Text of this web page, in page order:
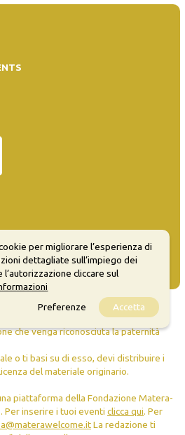
a licenza CC-BY-SA che permette di
opere derivate dall'originale, anche a
che venga riconosciuta la paternità
o ti basi su di esso, devi distribuire i
del materiale originario.
piattaforma della Fondazione Matera-
Per inserire i tuoi eventi clicca qui. Per
La redazione ti
per migliorare l’esperienza di
dettagliate sull’impiego dei
cliccare sul
Preferenze
Accetta